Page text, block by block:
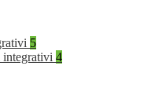
5
integrativi 4